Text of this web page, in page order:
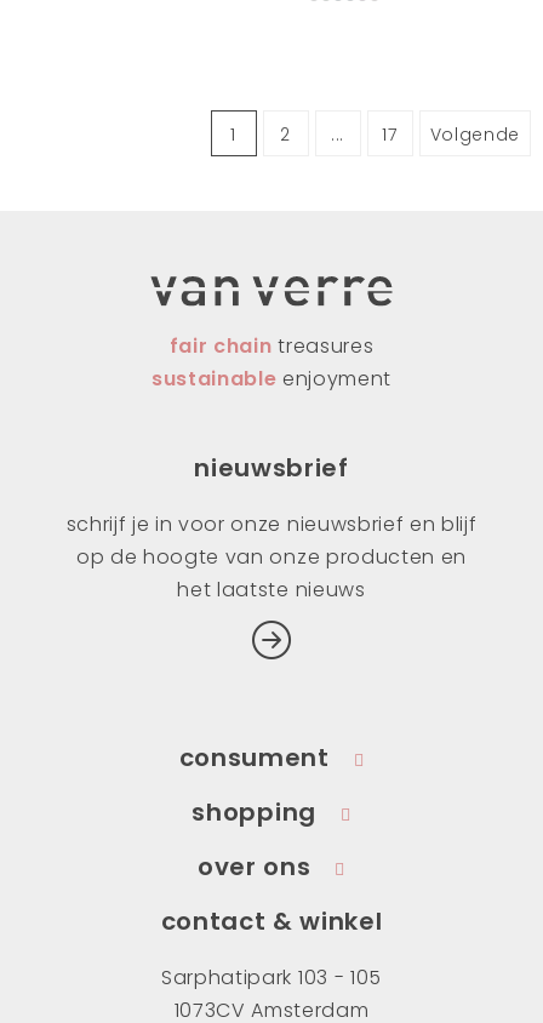
1 2 ... 17 Volgende
fair chaintreasures
sustainable enjoyment
nieuwsbrief
schrijf je in voor onze nieuwsbrief en blijf
op de hoogte van onze producten en
het laatste nieuws
consument
shopping
over ons
contact & winkel
Sarphatipark 103 - 105
1073CV Amsterdam